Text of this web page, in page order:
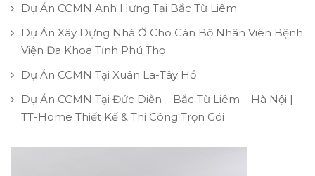
Dự Án CCMN Anh Hưng Tại Bắc Từ Liêm
Dự Án Xây Dựng Nhà Ở Cho Cán Bộ Nhân Viên Bệnh
Viện Đa Khoa Tỉnh Phú Thọ
Dự Án CCMN Tại Xuân La-Tây Hồ
Dự Án CCMN Tại Đức Diễn – Bắc Từ Liêm – Hà Nội |
TT-Home Thiết Kế & Thi Công Trọn Gói